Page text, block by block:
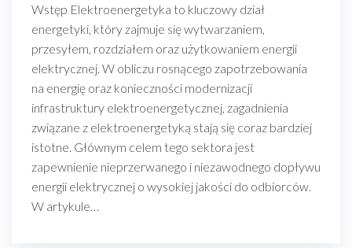
Wstęp Elektroenergetyka to kluczowy dział
energetyki, który zajmuje się wytwarzaniem,
przesyłem, rozdziałem oraz użytkowaniem energii
elektrycznej. W obliczu rosnącego zapotrzebowania
na energię oraz konieczności modernizacji
infrastruktury elektroenergetycznej, zagadnienia
związane z elektroenergetyką stają się coraz bardziej
istotne. Głównym celem tego sektora jest
zapewnienie nieprzerwanego i niezawodnego dopływu
energii elektrycznej o wysokiej jakości do odbiorców.
W artykule…